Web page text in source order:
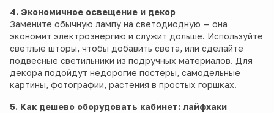
4. Экономичное освещение и декор
Замените обычную лампу на светодиодную — она
экономит электроэнергию и служит дольше. Используйте
светлые шторы, чтобы добавить света, или сделайте
подвесные светильники из подручных материалов. Для
декора подойдут недорогие постеры, самодельные
картины, фотографии, растения в простых горшках.
5. Как дешево оборудовать кабинет: лайфхаки